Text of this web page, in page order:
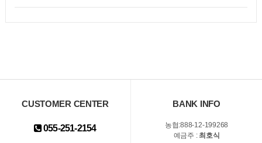
CUSTOMER CENTER
055-251-2154
BANK INFO
농협:888-12-199268
예금주 : 최호식